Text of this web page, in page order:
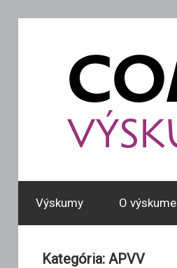
ďalšia
WordPress
stránka
Výskumy O výskume
Kategória: APVV